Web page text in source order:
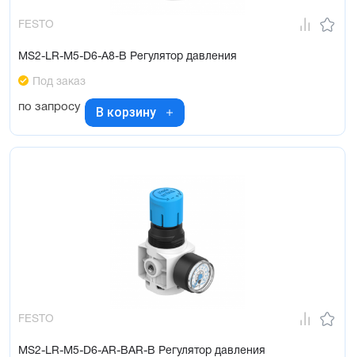
FESTO
MS2-LR-M5-D6-A8-B Регулятор давления
Под заказ
по запросу В корзину
FESTO
MS2-LR-M5-D6-AR-BAR-B Регулятор давления